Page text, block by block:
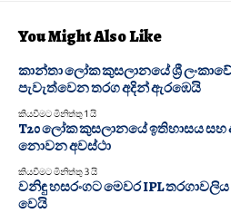
You Might Also Like
කාන්තා ලෝක කුසලානයේ ශ්‍රී
පැවැත්වෙන තරග අදින් ඇරඹෙයි
කියවීමට මිනිත්තු 1 යි
T20 ලෝක කුසලානයේ ඉතිහාසය
නොවන අවස්ථා
කියවීමට මිනිත්තු 3 යි
වනිඳු හසරංගට මෙවර IPL
වෙයි